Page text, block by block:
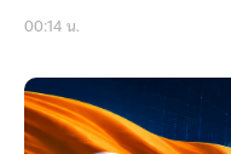
00:14 น.